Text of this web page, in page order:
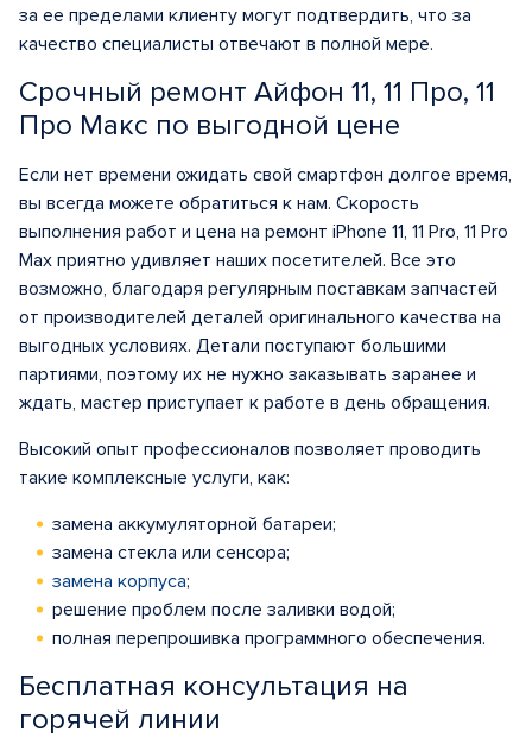
за ее пределами клиенту могут подтвердить, что за
качество специалисты отвечают в полной мере.
Срочный ремонт Айфон 11, 11 Про, 11
Про Макс по выгодной цене
Если нет времени ожидать свой смартфон долгое время,
вы всегда можете обратиться к нам. Скорость
выполнения работ и цена на ремонт iPhone 11, 11 Pro, 11 Pro
Max приятно удивляет наших посетителей. Все это
возможно, благодаря регулярным поставкам запчастей
от производителей деталей оригинального качества на
выгодных условиях. Детали поступают большими
партиями, поэтому их не нужно заказывать заранее и
ждать, мастер приступает к работе в день обращения.
Высокий опыт профессионалов позволяет проводить
такие комплексные услуги, как:
замена аккумуляторной батареи;
замена стекла или сенсора;
замена корпуса;
решение проблем после заливки водой;
полная перепрошивка программного обеспечения.
Бесплатная консультация на
горячей линии